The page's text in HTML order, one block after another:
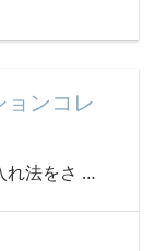
ンコレ
法をさ …